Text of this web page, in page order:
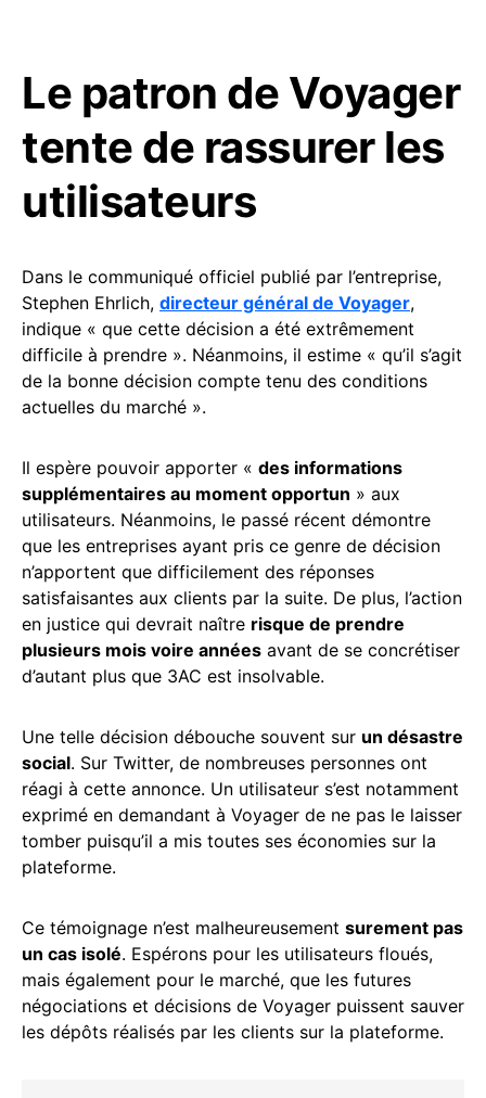
Le patron de Voyager
tente de rassurer les
utilisateurs
Dans le communiqué officiel publié par l’entreprise,
Stephen Ehrlich, directeur général de Voyager,
indique « que cette décision a été extrêmement
difficile à prendre ». Néanmoins, il estime « qu’il s’agit
de la bonne décision compte tenu des conditions
actuelles du marché ».
Il espère pouvoir apporter « des informations
supplémentaires au moment opportun » aux
utilisateurs. Néanmoins, le passé récent démontre
que les entreprises ayant pris ce genre de décision
n’apportent que difficilement des réponses
satisfaisantes aux clients par la suite. De plus, l’action
en justice qui devrait naître risque de prendre
plusieurs mois voire années avant de se concrétiser
d’autant plus que 3AC est insolvable.
Une telle décision débouche souvent sur un désastre
social. Sur Twitter, de nombreuses personnes ont
réagi à cette annonce. Un utilisateur s’est notamment
exprimé en demandant à Voyager de ne pas le laisser
tomber puisqu’il a mis toutes ses économies sur la
plateforme.
Ce témoignage n’est malheureusement surement pas
un cas isolé. Espérons pour les utilisateurs floués,
mais également pour le marché, que les futures
négociations et décisions de Voyager puissent sauver
les dépôts réalisés par les clients sur la plateforme.